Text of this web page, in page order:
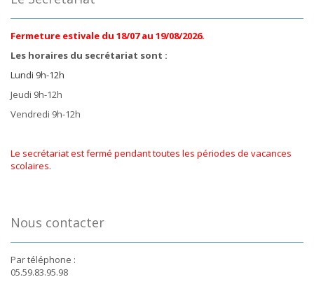
Fermeture estivale du 18/07 au 19/08/2026.
Les horaires du secrétariat sont :
Lundi 9h-12h
Jeudi 9h-12h
Vendredi 9h-12h
Le secrétariat est fermé pendant toutes les périodes de vacances
scolaires.
Nous contacter
Par téléphone :
05.59.83.95.98